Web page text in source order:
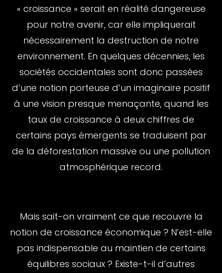
« croissance » serait en réalité dangereuse
pour notre avenir, car elle impliquerait
nécessairement la destruction de notre
environnement. En quelques décennies, les
sociétés occidentales sont donc passées
d’une notion porteuse d’un imaginaire positif
à une vision presque menaçante, quand les
taux de croissance à deux chiffres de
certains pays émergents se traduisent par
de la déforestation massive ou une pollution
atmosphérique record.
Mais sait-on vraiment ce que recouvre la
notion de croissance économique ? N’est-elle
pas indispensable au maintien de certains
équilibres sociaux ? Existe-t-il d’autres